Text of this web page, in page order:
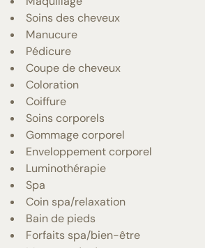
Soins des cheveux
Manucure
Pédicure
Coupe de cheveux
Coloration
Coiffure
Soins corporels
Gommage corporel
Enveloppement corporel
Luminothérapie
Spa
Coin spa/relaxation
Bain de pieds
Forfaits spa/bien-être